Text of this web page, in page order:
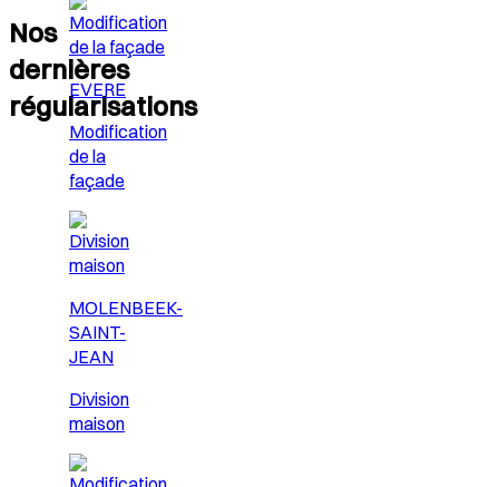
Nos
dernières
régularisations
EVERE
Modification
de la
façade
MOLENBEEK-
SAINT-
JEAN
Division
maison